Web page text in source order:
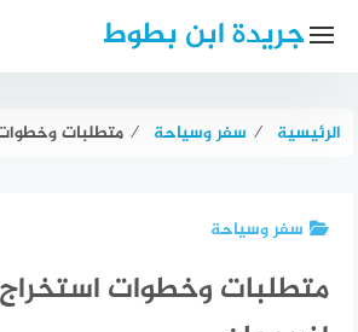
جريدة ابن بطوط
الرئيسية ⁄ سفر وسياحة ⁄ متطلبات وخطوات
سفر وسياحة
متطلبات وخطوات استخراج